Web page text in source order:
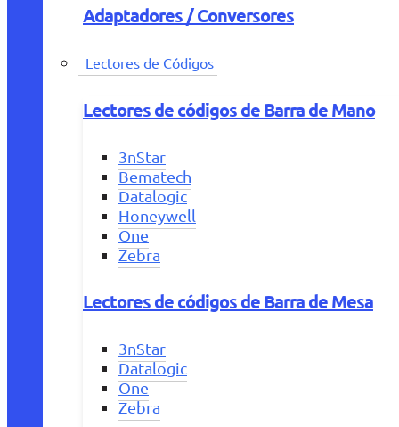
Adaptadores / Conversores
Lectores de Códigos
Lectores de códigos de Barra de Mano
3nStar
Bematech
Datalogic
Honeywell
One
Zebra
Lectores de códigos de Barra de Mesa
3nStar
Datalogic
One
Zebra